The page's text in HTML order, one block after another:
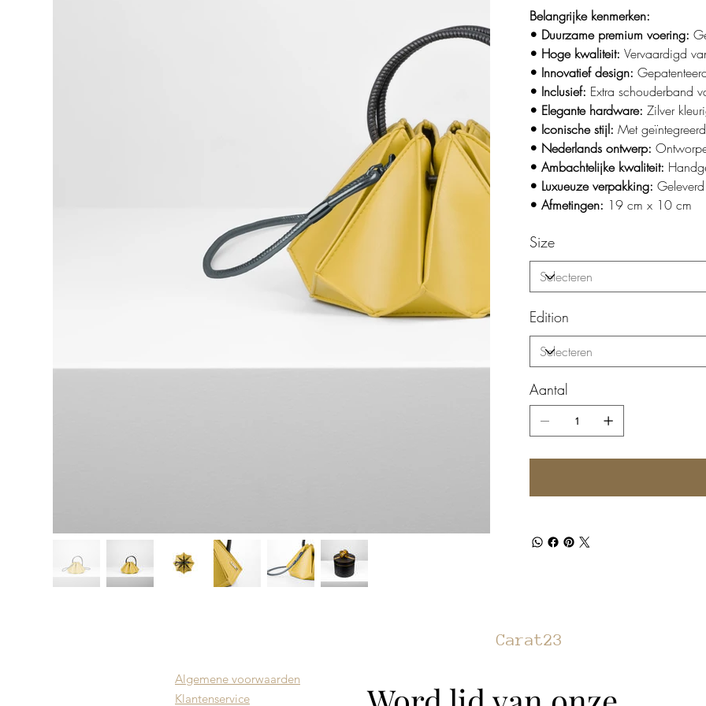
Belangrijke kenmerken:
• Duurzame premium voering:
• Hoge kwaliteit: Vervaardigd
• Innovatief design:
• Inclusief: Extra schouderband
• Elegante hardware: Zilver
• Iconische stijl: Met
• Nederlands ontwerp:
• Ambachtelijke kwaliteit:
• Luxueuze verpakking:
• Afmetingen: 19 cm x 10 cm
Size
Edition
Aantal
Algemene voorwaarden
Klantenservice
Carat23